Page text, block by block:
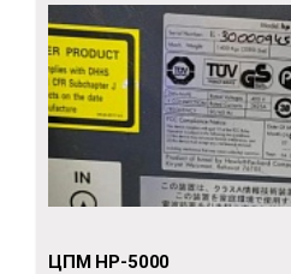
ЦПМ НР-5000